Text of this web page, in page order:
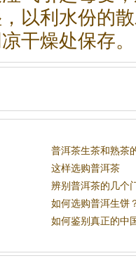
以利水份的
干燥处保存。
普洱茶生茶和熟茶
这样选购普洱茶
辨别普洱茶的几个
如何选购普洱生饼
如何鉴别真正的中